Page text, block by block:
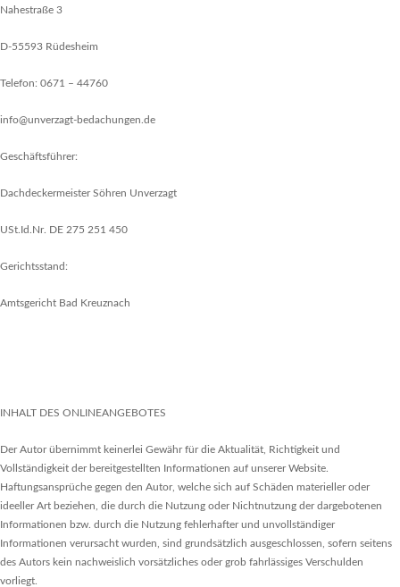
Nahestraße 3
D-55593 Rüdesheim
Telefon: 0671 – 44760
info@unverzagt-bedachungen.de
Geschäftsführer:
Dachdeckermeister Söhren Unverzagt
USt.Id.Nr. DE 275 251 450
Gerichtsstand:
Amtsgericht Bad Kreuznach
INHALT DES ONLINEANGEBOTES
Der Autor übernimmt keinerlei Gewähr für die Aktualität, Richtigkeit und
Vollständigkeit der bereitgestellten Informationen auf unserer Website.
Haftungsansprüche gegen den Autor, welche sich auf Schäden materieller oder
ideeller Art beziehen, die durch die Nutzung oder Nichtnutzung der dargebotenen
Informationen bzw. durch die Nutzung fehlerhafter und unvollständiger
Informationen verursacht wurden, sind grundsätzlich ausgeschlossen, sofern seitens
des Autors kein nachweislich vorsätzliches oder grob fahrlässiges Verschulden
vorliegt.